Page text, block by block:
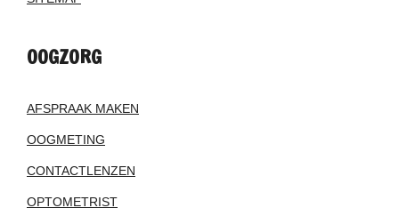
OOGZORG
AFSPRAAK MAKEN
OOGMETING
CONTACTLENZEN
OPTOMETRIST